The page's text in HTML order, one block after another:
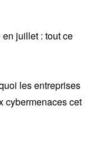
en juillet : tout ce
les entreprises
cybermenaces cet